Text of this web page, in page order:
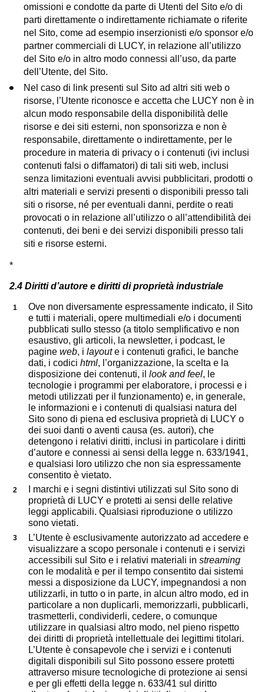
omissioni e condotte da parte di Utenti del Sito e/o di
parti direttamente o indirettamente richiamate o riferite
nel Sito, come ad esempio inserzionisti e/o sponsor e/o
partner commerciali di LUCY, in relazione all’utilizzo
del Sito e/o in altro modo connessi all’uso, da parte
dell’Utente, del Sito.
Nel caso di link presenti sul Sito ad altri siti web o
risorse, l’Utente riconosce e accetta che LUCY non è in
alcun modo responsabile della disponibilità delle
risorse e dei siti esterni, non sponsorizza e non è
responsabile, direttamente o indirettamente, per le
procedure in materia di privacy o i contenuti (ivi inclusi
contenuti falsi o diffamatori) di tali siti web, inclusi
senza limitazioni eventuali avvisi pubblicitari, prodotti o
altri materiali e servizi presenti o disponibili presso tali
siti o risorse, né per eventuali danni, perdite o reati
provocati o in relazione all’utilizzo o all’attendibilità dei
contenuti, dei beni e dei servizi disponibili presso tali
siti e risorse esterni.
*
2.4 Diritti d’autore e diritti di proprietà industriale
Ove non diversamente espressamente indicato, il Sito
e tutti i materiali, opere multimediali e/o i documenti
pubblicati sullo stesso (a titolo semplificativo e non
esaustivo, gli articoli, la newsletter, i podcast, le
pagineweb, ilayoute i contenuti grafici, le banche
dati, i codicihtml, l’organizzazione, la scelta e la
disposizione dei contenuti, illook and feel, le
tecnologie i programmi per elaboratore, i processi e i
metodi utilizzati per il funzionamento) e, in generale,
le informazioni e i contenuti di qualsiasi natura del
Sito sono di piena ed esclusiva proprietà di LUCY o
dei suoi danti o aventi causa (es. autori), che
detengono i relativi diritti, inclusi in particolare i diritti
d’autore e connessi ai sensi della legge n. 633/1941,
e qualsiasi loro utilizzo che non sia espressamente
consentito è vietato.
I marchi e i segni distintivi utilizzati sul Sito sono di
proprietà di LUCY e protetti ai sensi delle relative
leggi applicabili. Qualsiasi riproduzione o utilizzo
sono vietati.
L’Utente è esclusivamente autorizzato ad accedere e
visualizzare a scopo personale i contenuti e i servizi
accessibili sul Sito e i relativi materiali instreaming
con le modalità e per il tempo consentito dai sistemi
messi a disposizione da LUCY, impegnandosi a non
utilizzarli, in tutto o in parte, in alcun altro modo, ed in
particolare a non duplicarli, memorizzarli, pubblicarli,
trasmetterli, condividerli, cedere, o comunque
utilizzare in qualsiasi altro modo, nel pieno rispetto
dei diritti di proprietà intellettuale dei legittimi titolari.
L’Utente è consapevole che i servizi e i contenuti
digitali disponibili sul Sito possono essere protetti
attraverso misure tecnologiche di protezione ai sensi
e per gli effetti della legge n. 633/41 sul diritto